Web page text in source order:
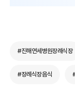
#진해연세병원장례식장
#장례식장음식